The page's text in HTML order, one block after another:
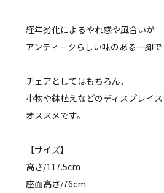
経年劣化によるやれ感や風合いが
アンティークらしい味のある一脚で
チェアとしてはもちろん、
小物や鉢植えなどのディスプレイ
オススメです。
【サイズ】
高さ/117.5cm
座面高さ/76cm